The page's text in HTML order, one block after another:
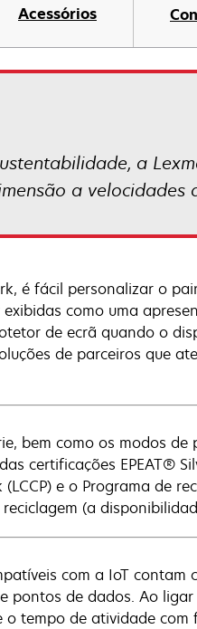
Acessórios
a
a velocidades
é fácil personalizar o
como uma
de ecrã quando o
de parceiros que
bem como os modos
certificações EPEAT®
e o Programa de
(a
com a IoT contam
pontos de dados. Ao
o tempo de atividade